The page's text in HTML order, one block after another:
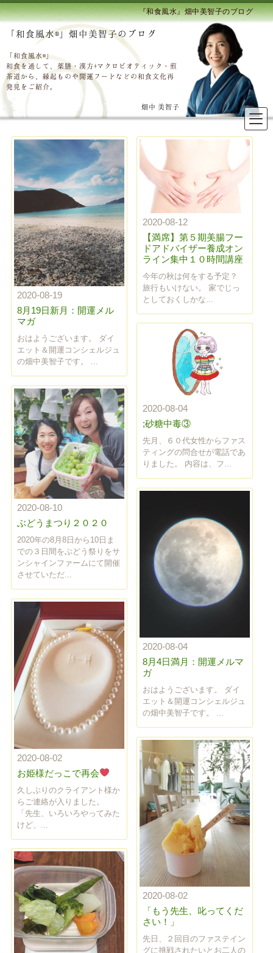
『和食風水』畑中美智子のブログ
「和食風水®」畑中美智子のブログ
「和食風水®」
和食を通して、薬膳・漢方+マクロビオティック・煎
茶道から、縁起ものや開運フードなどの和食文化再
発見をご紹介。
畑中 美智子
2020-08-19
8月19日新月：開運メル
マガ
おはようございます。 ダイ
エット＆開運コンシェルジュ
の畑中美智子です。 ...
2020-08-12
【満席】第５期美腸フー
ドアドバイザー養成オン
ライン集中１０時間講座
今年の秋は何をする予定？
旅行もいけない。 家でじっ
としておくしかな...
2020-08-04
;砂糖中毒③
先月、６０代女性からファス
ティングの問合せが電話であ
りました。 内容は、フ...
2020-08-10
ぶどうまつり２０２０
2020年の8月8日から10日ま
での３日間をぶどう祭りをサ
ンシャインファームにて開催
させていただ...
2020-08-04
8月4日満月：開運メルマ
ガ
おはようございます。 ダイ
エット＆開運コンシェルジュ
の畑中美智子です。 ...
2020-08-02
お姫様だっこで再会
久しぶりのクライアント様か
らご連絡が入りました。
「先生、いろいろやってみた
けど、...
2020-08-02
「もう先生、叱ってくだ
さい！」
先日、２回目のファステイン
グに挑戦されたいとお二人の